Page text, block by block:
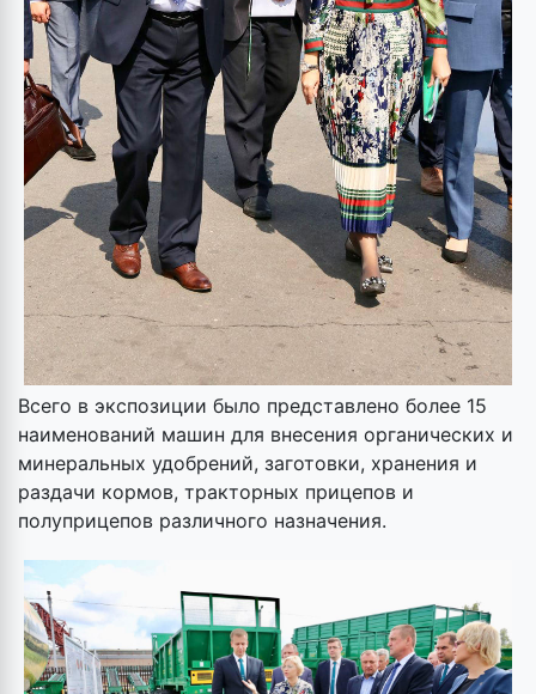
Всего в экспозиции было представлено более 15
наименований машин для внесения органических и
минеральных удобрений, заготовки, хранения и
раздачи кормов, тракторных прицепов и
полуприцепов различного назначения.